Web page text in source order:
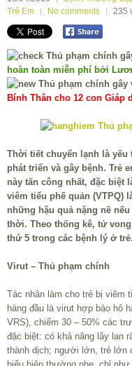
Trẻ Em
No comments 235
hoàn toàn miễn phí bởi
Bính Thân cho 12 con Giáp
Thời tiết chuyển lạnh là
phát triển và gây bệnh. Trẻ
này tấn công nhất, đặc biệt
viêm tiểu phế quản (VTPQ)
những hậu quả nặng nề
thời. Theo thống kê, tử
thứ 5 trong các bệnh lý ở trẻ.
Virut – Thủ phạm chính
Tác nhân làm cho trẻ bị viêm
hàng đầu là virut hợp bào hô
VRS), chiếm 30 – 50% các
đặc biệt: có khả năng lây lan
thành dịch; người lớn, trẻ lớn